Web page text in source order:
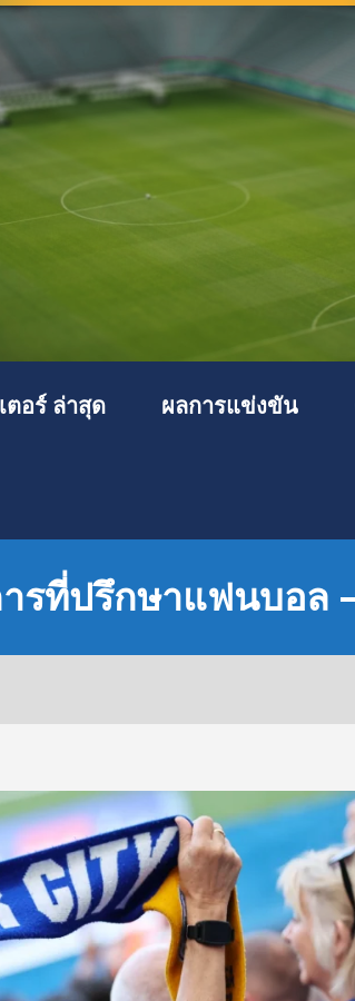
ตอร์ ล่าสุด ผลการแข่งขัน
ที่ปรึกษาแฟนบอล